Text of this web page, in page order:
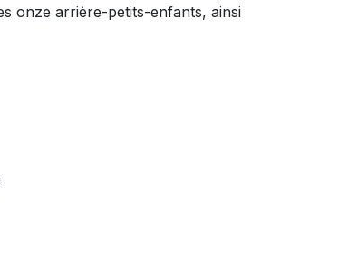
onze arrière-petits-enfants, ainsi